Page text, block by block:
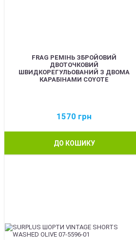
FRAG РЕМІНЬ ЗБРОЙОВИЙ
ДВОТОЧКОВИЙ
ШВИДКОРЕГУЛЬОВАНИЙ З ДВОМА
КАРАБІНАМИ COYOTE
1570 грн
ДО КОШИКУ